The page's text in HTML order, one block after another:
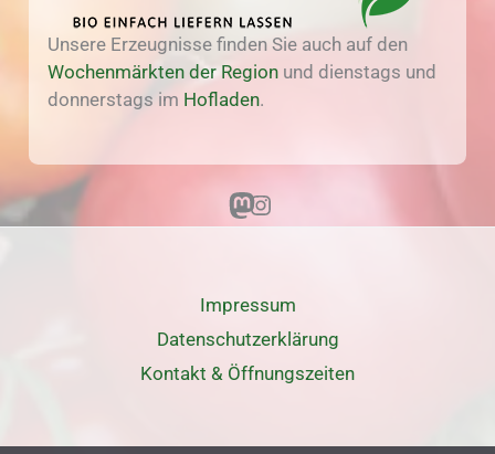
Unsere Erzeugnisse finden Sie auch auf den
Wochenmärkten der Region und dienstags und
donnerstags im Hofladen.
MastodonInstagram
Impressum
Datenschutz­erklärung
Kontakt & Öffnungszeiten